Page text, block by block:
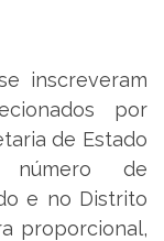
inscreveram
por
de Estado
número de
e no Distrito
proporcional,